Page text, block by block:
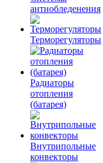
антиобледенения
Терморегуляторы
Радиаторы
отопления
(батарея)
Внутрипольные
конвекторы